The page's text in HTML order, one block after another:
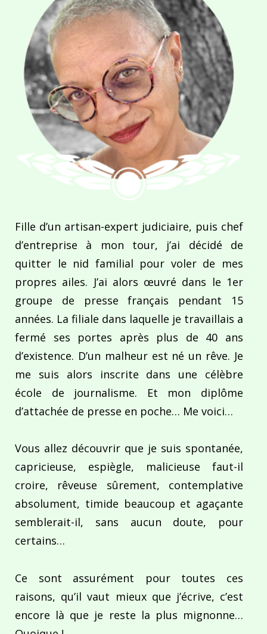
Fille d’un artisan-expert judiciaire, puis chef
d’entreprise à mon tour, j’ai décidé de
quitter le nid familial pour voler de mes
propres ailes. J’ai alors œuvré dans le 1er
groupe de presse français pendant 15
années. La filiale dans laquelle je travaillais a
fermé ses portes après plus de 40 ans
d’existence. D’un malheur est né un rêve. Je
me suis alors inscrite dans une célèbre
école de journalisme. Et mon diplôme
d’attachée de presse en poche… Me voici…
Vous allez découvrir que je suis spontanée,
capricieuse, espiègle, malicieuse faut-il
croire, rêveuse sûrement, contemplative
absolument, timide beaucoup et agaçante
semblerait-il, sans aucun doute, pour
certains…
Ce sont assurément pour toutes ces
raisons, qu’il vaut mieux que j’écrive, c’est
encore là que je reste la plus mignonne…